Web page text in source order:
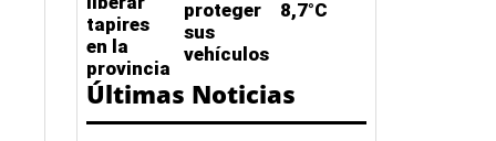
tapires
en la
provincia
proteger
sus
vehículos
8,7°C
Últimas Noticias